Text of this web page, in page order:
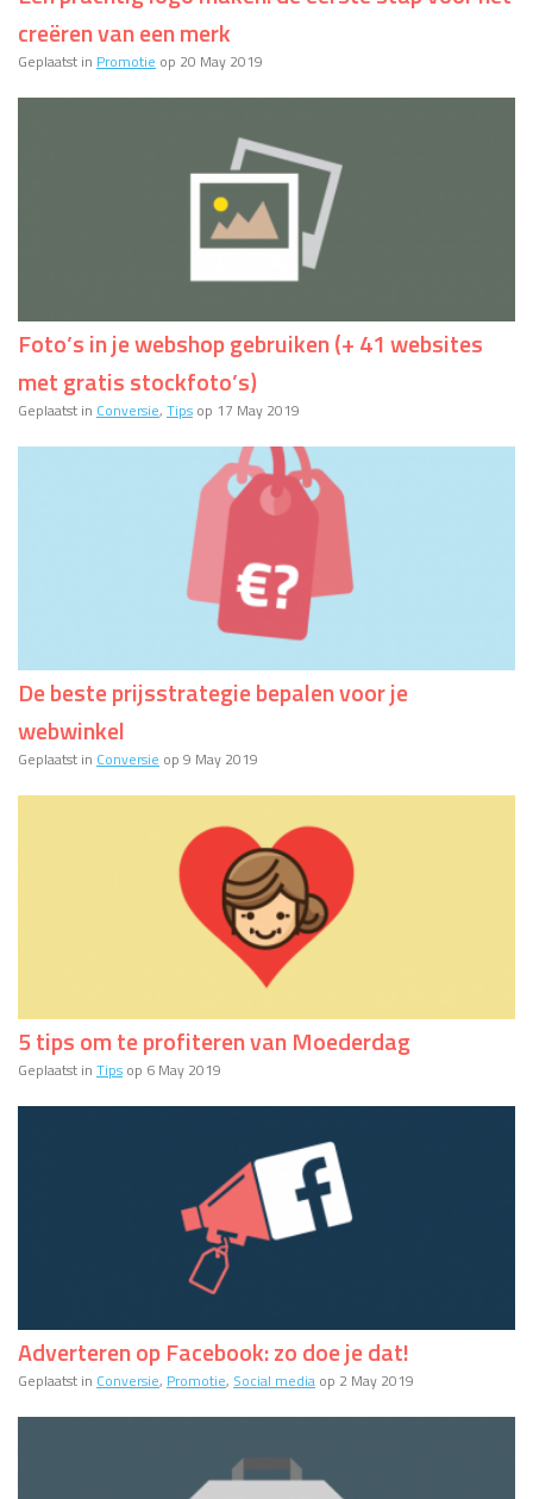
creëren van een merk
Geplaatst in Promotie op 20 May 2019
Foto’s in je webshop gebruiken (+ 41 websites
met gratis stockfoto’s)
Geplaatst in Conversie, Tips op 17 May 2019
De beste prijsstrategie bepalen voor je
webwinkel
Geplaatst in Conversie op 9 May 2019
5 tips om te profiteren van Moederdag
Geplaatst in Tips op 6 May 2019
Adverteren op Facebook: zo doe je dat!
Geplaatst in Conversie, Promotie, Social media op 2 May 2019